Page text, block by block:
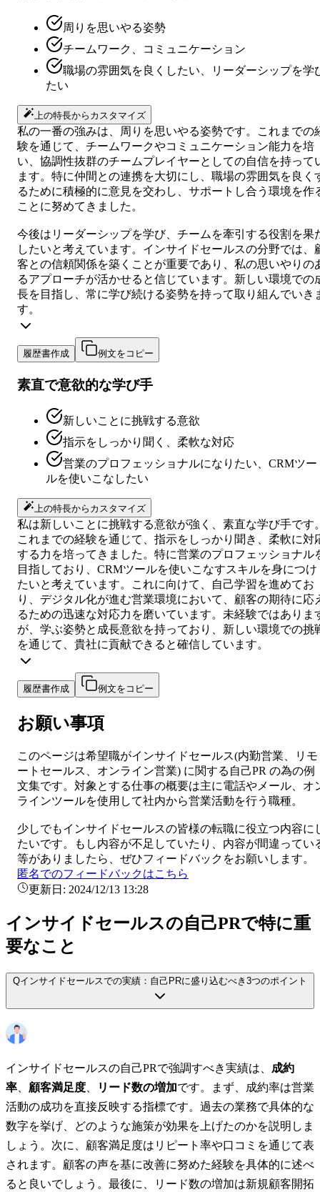
周りを思いやる姿勢
チームワーク、コミュニケーション
職場の雰囲気を良くしたい、リーダーシップを学
たい
上の特長からカスタマイズ
私の一番の強みは、周りを思いやる姿勢です。これまでの
験を通じて、チームワークやコミュニケーション能力を培
い、協調性抜群のチームプレイヤーとしての自信を持って
ます。特に仲間との連携を大切にし、職場の雰囲気を良く
るために積極的に意見を交わし、サポートし合う環境を作
ことに努めてきました。
今後はリーダーシップを学び、チームを牽引する役割を果
したいと考えています。インサイドセールスの分野では、
客との信頼関係を築くことが重要であり、私の思いやりの
るアプローチが活かせると信じています。新しい環境での
長を目指し、常に学び続ける姿勢を持って取り組んでいき
す。
履歴書作成 例文をコピー
素直で意欲的な学び手
新しいことに挑戦する意欲
指示をしっかり聞く、柔軟な対応
営業のプロフェッショナルになりたい、CRMツー
ルを使いこなしたい
上の特長からカスタマイズ
私は新しいことに挑戦する意欲が強く、素直な学び手です
これまでの経験を通じて、指示をしっかり聞き、柔軟に対
する力を培ってきました。特に営業のプロフェッショナル
目指しており、CRMツールを使いこなすスキルを身につけ
たいと考えています。これに向けて、自己学習を進めてお
り、デジタル化が進む営業環境において、顧客の期待に応
るための迅速な対応力を磨いています。未経験ではありま
が、学ぶ姿勢と成長意欲を持っており、新しい環境での挑
を通じて、貴社に貢献できると確信しています。
履歴書作成 例文をコピー
お願い事項
このページは希望職がインサイドセールス(内勤営業、リモ
ートセールス、オンライン営業) に関する 自己PR の為の例
文集です。対象とする仕事の概要は主に電話やメール、オ
ラインツールを使用して社内から営業活動を行う職種。
少しでもインサイドセールスの皆様の転職に役立つ内容に
たいです。もし内容が不足していたり、内容が間違ってい
等がありましたら、ぜひフィードバックをお願いします。
匿名でのフィードバックはこちら
更新日: 2024/12/13 13:28
インサイドセールスの自己PRで特に重
要なこと
Qインサイドセールスでの実績：自己PRに盛り込むべき3つのポイント
インサイドセールスの自己PRで強調すべき実績は、 成約
率
顧客満足度 リード数の増加です。まず、成約率は営業
活動の成功を直接反映する指標です。過去の業務で具体的な
数字を挙げ、どのような施策が効果を上げたのかを説明しま
しょう。次に、顧客満足度はリピート率や口コミを通じて表
されます。顧客の声を基に改善に努めた経験を具体的に述べ
ると良いでしょう。最後に、リード数の増加は新規顧客開拓